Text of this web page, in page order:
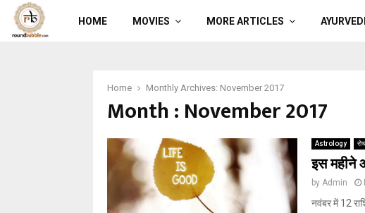
HOME MOVIES MORE ARTICLES
Home Monthly Archives: November 2017
Month : November 2017
Astrology
इस महीने
by Admin
नवंबर में 12